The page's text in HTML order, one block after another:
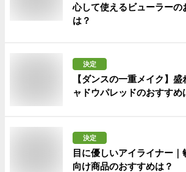
心して使えるビューラーの
は？
決定
【ダンスの一重メイク】
ャドウパレッドのおすすめ
決定
目に優しいアイライナー｜
向け商品のおすすめは？